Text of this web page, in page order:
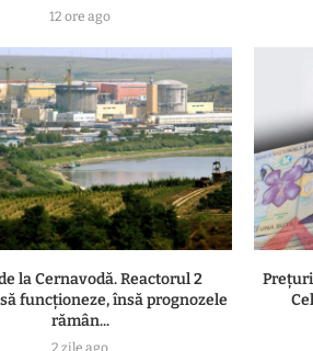
12 ore ago
la Cernavodă. Reactorul 2
funcționeze, însă prognozele
rămân...
2 zile ago